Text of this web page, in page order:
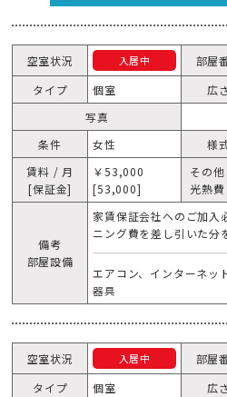
空室状況 入居中 部屋
タイプ
個室 広さ
写真
条件
女性 様
賃料 / 月
[保証金]
￥53,000
[53,000]
その
光熱
備考
部屋設備
家賃保証会社へのご加入
ニング費を差し引いた分
エアコン、インターネッ
器具
空室状況 入居中 部屋
タイプ
個室 広さ